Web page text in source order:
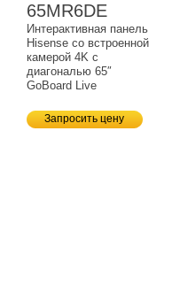
65MR6DE
Интерактивная панель
Hisense со встроенной
камерой 4K с
диагональю 65″
GoBoard Live
Запросить цену